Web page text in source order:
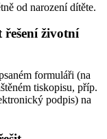
od narození dítěte.
řešení životní
formuláři (na
tiskopisu, příp.
podpis) na